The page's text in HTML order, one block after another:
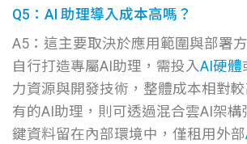
Q5：AI 助理導入成本高嗎？
A5：這主要取決於應用範圍與部署
自行打造專屬AI助理，需投入AI硬體
力資源與開發技術，整體成本相對
有的AI助理，則可透過混合雲AI架構
鍵資料留在內部環境中，僅租用外部